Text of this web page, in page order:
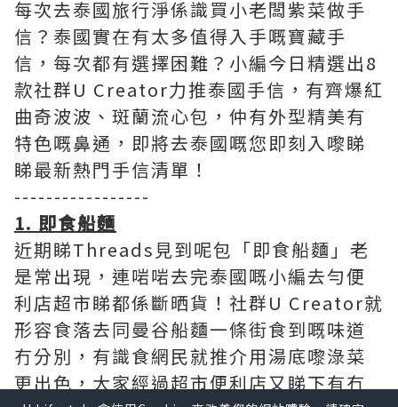
每次去泰國旅行淨係識買小老闆紫菜做手
信？泰國實在有太多值得入手嘅寶藏手
信，每次都有選擇困難？小編今日精選出8
款社群U Creator力推泰國手信，有齊爆紅
曲奇波波、斑蘭流心包，仲有外型精美有
特色嘅鼻通，即將去泰國嘅您即刻入嚟睇
睇最新熱門手信清單！
-----------------
1. 即食船麵
近期睇Threads見到呢包「即食船麵」老
是常出現，連啱啱去完泰國嘅小編去勻便
利店超市睇都係斷晒貨！社群U Creator就
形容食落去同曼谷船麵一條街食到嘅味道
冇分別，有識食網民就推介用湯底嚟淥菜
更出色，大家經過超市便利店又睇下有冇